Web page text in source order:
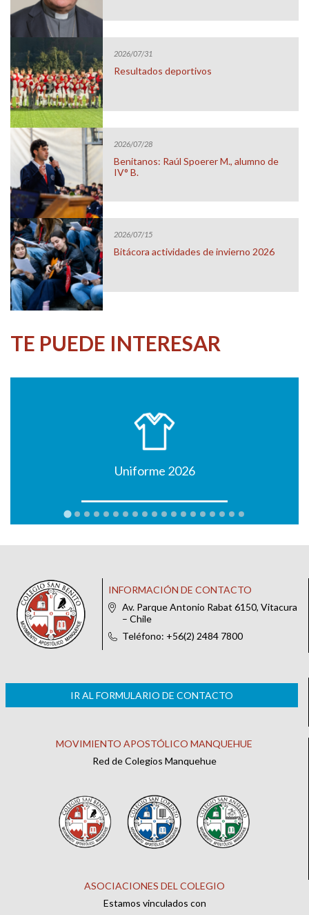
2026/07/31
Resultados deportivos
2026/07/28
Benitanos: Raúl Spoerer M., alumno de
IV° B.
2026/07/15
Bitácora actividades de invierno 2026
TE PUEDE INTERESAR
Uniforme 2026
INFORMACIÓN DE CONTACTO
Av. Parque Antonio Rabat 6150, Vitacura
– Chile
Teléfono: +56(2) 2484 7800
IR AL FORMULARIO DE CONTACTO
MOVIMIENTO APOSTÓLICO MANQUEHUE
Red de Colegios Manquehue
ASOCIACIONES DEL COLEGIO
Estamos vinculados con